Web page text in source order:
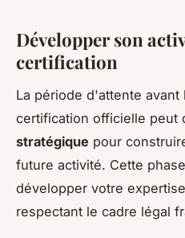
Développer son
certification
La période d'attente
certification officielle peut
stratégique pour
future activité. Cette
développer votre
respectant le cadre légal